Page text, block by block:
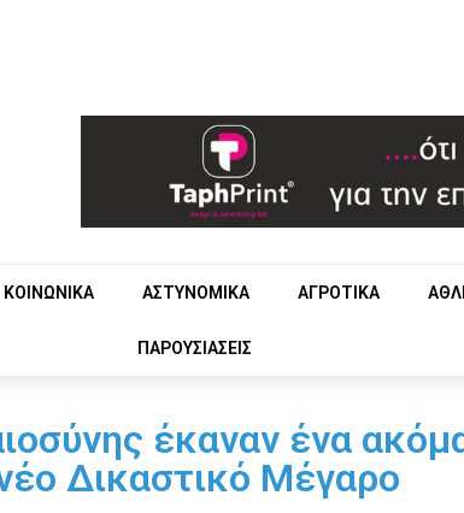
ΚΟΙΝΩΝΙΚΑ ΑΣΤΥΝΟΜΙΚΑ ΑΓΡΟΤΙΚΑ
ΠΑΡΟΥΣΙΑΣΕΙΣ
έκαναν ένα
Δικαστικό Μέγαρο